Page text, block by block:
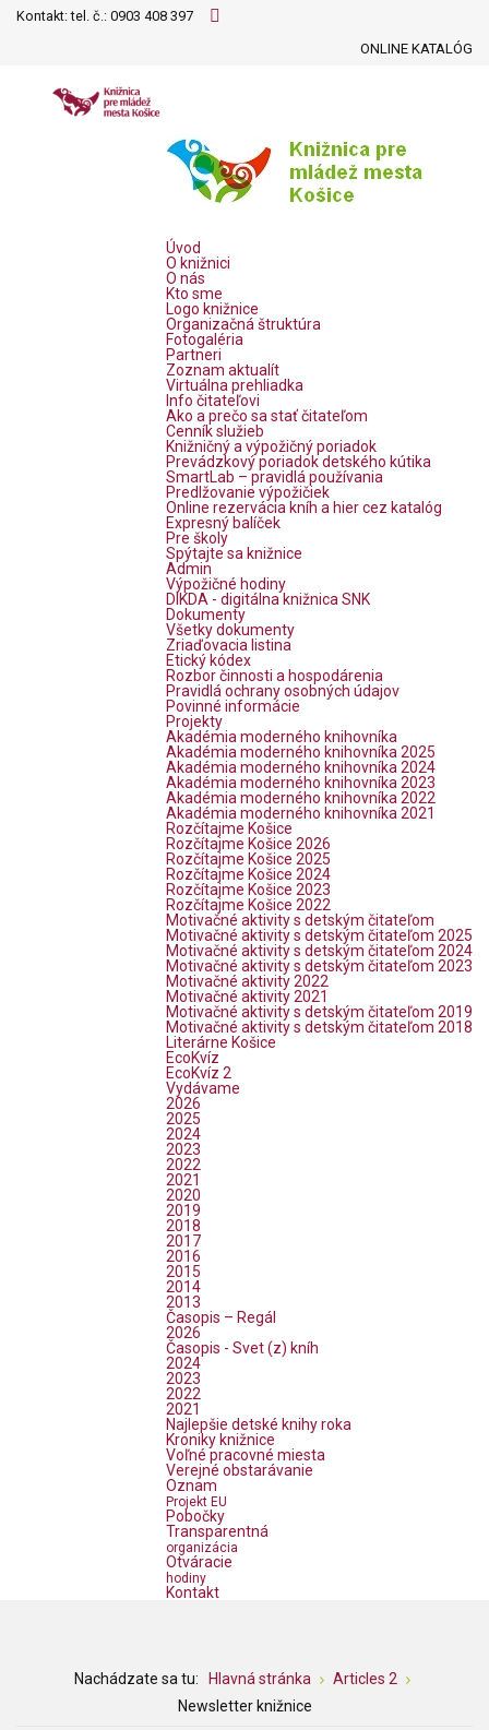
Kontakt: tel. č.: 0903 408 397
ONLINE KATALÓG
Úvod
O knižnici
O nás
Kto sme
Logo knižnice
Organizačná štruktúra
Fotogaléria
Partneri
Zoznam aktualít
Virtuálna prehliadka
Info čitateľovi
Ako a prečo sa stať čitateľom
Cenník služieb
Knižničný a výpožičný poriadok
Prevádzkový poriadok detského kútika
SmartLab – pravidlá používania
Predlžovanie výpožičiek
Online rezervácia kníh a hier cez katalóg
Expresný balíček
Pre školy
Spýtajte sa knižnice
Admin
Výpožičné hodiny
DIKDA - digitálna knižnica SNK
Dokumenty
Všetky dokumenty
Zriaďovacia listina
Etický kódex
Rozbor činnosti a hospodárenia
Pravidlá ochrany osobných údajov
Povinné informácie
Projekty
Akadémia moderného knihovníka
Akadémia moderného knihovníka 2025
Akadémia moderného knihovníka 2024
Akadémia moderného knihovníka 2023
Akadémia moderného knihovníka 2022
Akadémia moderného knihovníka 2021
Rozčítajme Košice
Rozčítajme Košice 2026
Rozčítajme Košice 2025
Rozčítajme Košice 2024
Rozčítajme Košice 2023
Rozčítajme Košice 2022
Motivačné aktivity s detským čitateľom
Motivačné aktivity s detským čitateľom 2025
Motivačné aktivity s detským čitateľom 2024
Motivačné aktivity s detským čitateľom 2023
Motivačné aktivity 2022
Motivačné aktivity 2021
Motivačné aktivity s detským čitateľom 2019
Motivačné aktivity s detským čitateľom 2018
Literárne Košice
EcoKvíz
EcoKvíz 2
Vydávame
2026
2025
2024
2023
2022
2021
2020
2019
2018
2017
2016
2015
2014
2013
Časopis – Regál
2026
Časopis - Svet (z) kníh
2024
2023
2022
2021
Najlepšie detské knihy roka
Kroniky knižnice
Voľné pracovné miesta
Verejné obstarávanie
Oznam
Projekt EU
Pobočky
Transparentná
organizácia
Otváracie
hodiny
Kontakt
Nachádzate sa tu: Hlavná stránka
Articles 2
Newsletter knižnice